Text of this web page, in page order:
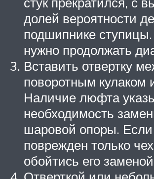
долей вероятности
подшипнике
нужно продолжать
Вставить отвертку
поворотным кулаком
Наличие люфта
необходимость
шаровой опоры.
поврежден только
обойтись его